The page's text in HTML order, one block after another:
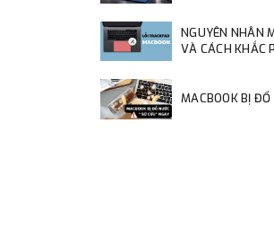
NGUYÊN NHÂN
VÀ CÁCH KHẮC
MACBOOK BỊ